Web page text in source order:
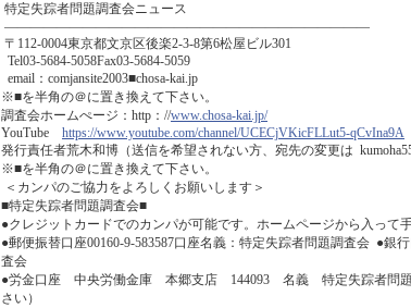
特定失踪者問題調査会ニュース
――――――――――――――――――――――――――――
〒112-0004東京都文京区後楽2-3-8第6松屋ビル301
Tel03-5684-5058Fax03-5684-5059
email：comjansite2003■chosa-kai.jp
※■を半角の＠に置き換えて下さい。
調査会ホームぺージ：http：//www.chosa-kai.jp/
YouTube https://www.youtube.com/channel/UCECjVKicFLLut5-qCvIna9A
発行責任者荒木和博（送信を希望されない方、宛先の変更は
※■を半角の＠に置き換えて下さい。
＜カンパのご協力をよろしくお願いします＞
■特定失踪者問題調査会■
●クレジットカードでのカンパが可能です。ホームページから入って
●郵便振替口座00160-9-583587口座名義：特定失踪者問題調査会
査会
●労金口座 中央労働金庫 本郷支店 144093 名義 特定失踪者問題
さい）